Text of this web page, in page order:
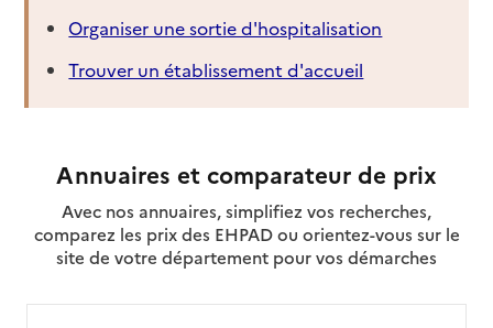
Organiser une sortie d'hospitalisation
Trouver un établissement d'accueil
Annuaires et comparateur de prix
Avec nos annuaires, simplifiez vos recherches,
comparez les prix des EHPAD ou orientez-vous sur le
site de votre département pour vos démarches